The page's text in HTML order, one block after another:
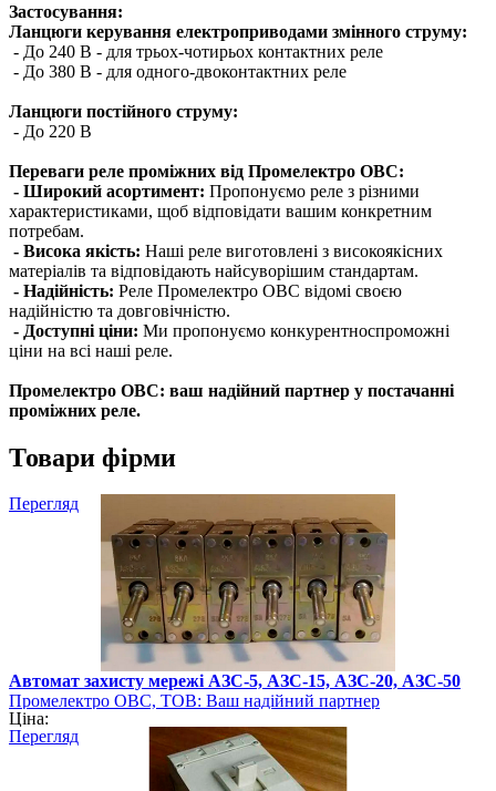
Застосування:
Ланцюги керування електроприводами змінного струму:
- До 240 В - для трьох-чотирьох контактних реле
- До 380 В - для одного-двоконтактних реле
Ланцюги постійного струму:
- До 220 В
Переваги реле проміжних від Промелектро ОВС:
- Широкий асортимент: Пропонуємо реле з різними
характеристиками, щоб відповідати вашим конкретним
потребам.
- Висока якість: Наші реле виготовлені з високоякісних
матеріалів та відповідають найсуворішим стандартам.
- Надійність: Реле Промелектро ОВС відомі своєю
надійністю та довговічністю.
- Доступні ціни: Ми пропонуємо конкурентноспроможні
ціни на всі наші реле.
Промелектро ОВС: ваш надійний партнер у постачанні
проміжних реле.
Товари фірми
Перегляд
Автомат захисту мережі АЗС-5, АЗС-15, АЗС-20, АЗС-50
Промелектро ОВС, ТОВ: Ваш надійний партнер
електротехнічного обладнання
Ціна:
Перегляд